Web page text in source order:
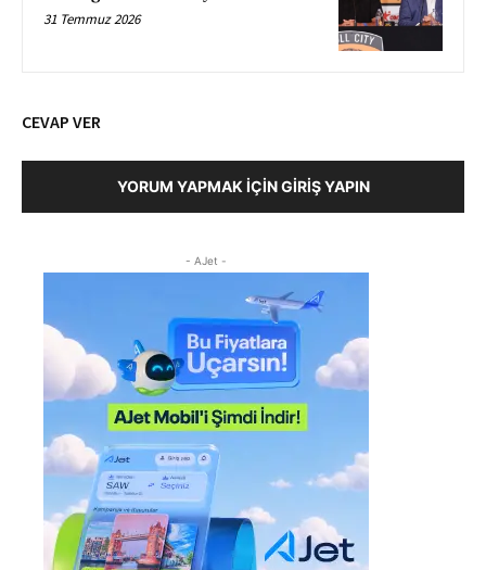
31 Temmuz 2026
CEVAP VER
YORUM YAPMAK İÇIN GIRIŞ YAPIN
- AJet -